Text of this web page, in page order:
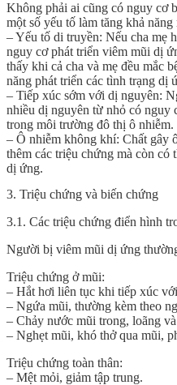
Không phải ai cũng có nguy cơ
một số yếu tố làm tăng khả
– Yếu tố di truyền: Nếu cha mẹ
nguy cơ phát triển viêm mũi dị
thấy khi cả cha và mẹ đều mắc
năng phát triển các tình trạng dị
– Tiếp xúc sớm với dị nguyên:
nhiều dị nguyên từ nhỏ có nguy
trong môi trường đô thị ô nhiễm.
– Ô nhiễm không khí: Chất gây
thêm các triệu chứng mà còn có
dị ứng.
3. Triệu chứng và biến chứng
3.1. Các triệu chứng điển hình
Người bị viêm mũi dị ứng
Triệu chứng ở mũi:
– Hắt hơi liên tục khi tiếp xúc
– Ngứa mũi, thường kèm theo
– Chảy nước mũi trong, loãng
– Nghẹt mũi, khó thở qua mũi,
Triệu chứng toàn thân:
– Mệt mỏi, giảm tập trung.